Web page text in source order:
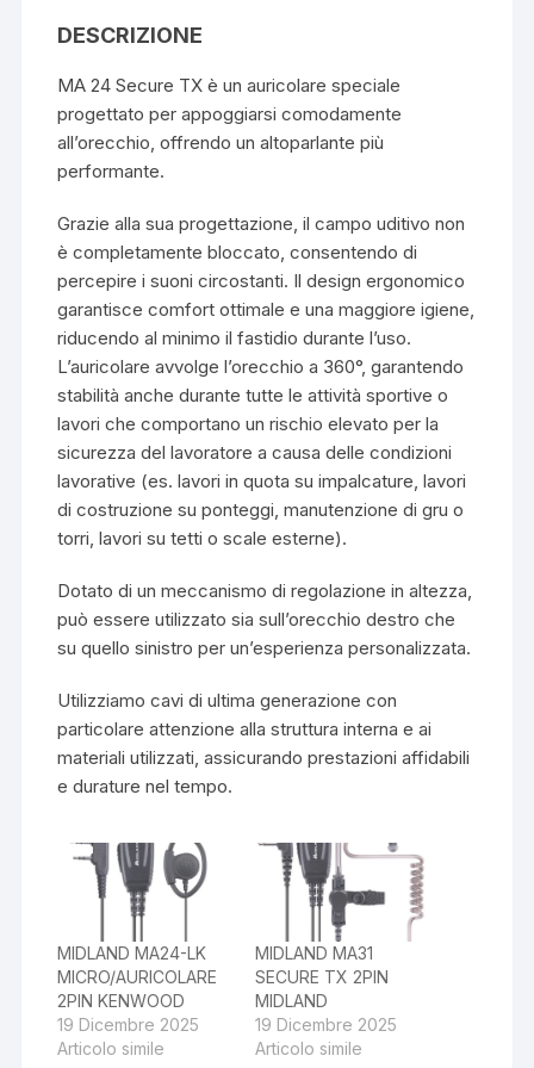
DESCRIZIONE
MA 24 Secure TX è un auricolare speciale
progettato per appoggiarsi comodamente
all’orecchio, offrendo un altoparlante più
performante.
Grazie alla sua progettazione, il campo uditivo non
è completamente bloccato, consentendo di
percepire i suoni circostanti. Il design ergonomico
garantisce comfort ottimale e una maggiore igiene,
riducendo al minimo il fastidio durante l’uso.
L’auricolare avvolge l’orecchio a 360°, garantendo
stabilità anche durante tutte le attività sportive o
lavori che comportano un rischio elevato per la
sicurezza del lavoratore a causa delle condizioni
lavorative (es. lavori in quota su impalcature, lavori
di costruzione su ponteggi, manutenzione di gru o
torri, lavori su tetti o scale esterne).
Dotato di un meccanismo di regolazione in altezza,
può essere utilizzato sia sull’orecchio destro che
su quello sinistro per un’esperienza personalizzata.
Utilizziamo cavi di ultima generazione con
particolare attenzione alla struttura interna e ai
materiali utilizzati, assicurando prestazioni affidabili
e durature nel tempo.
MIDLAND MA24-LK
MICRO/AURICOLARE
2PIN KENWOOD
19 Dicembre 2025
Articolo simile
MIDLAND MA31
SECURE TX 2PIN
MIDLAND
19 Dicembre 2025
Articolo simile